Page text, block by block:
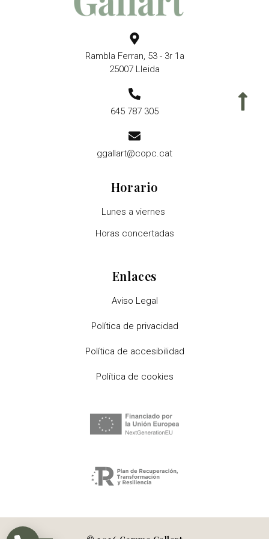
Rambla Ferran, 53 - 3r 1a
25007 Lleida
645 787 305
ggallart@copc.cat
Horario
Lunes a viernes
Horas concertadas
Enlaces
Aviso Legal
Política de privacidad
Política de accesibilidad
Política de cookies